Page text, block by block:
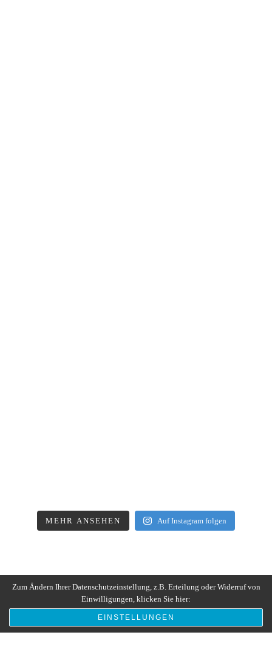
MEHR ANSEHEN Auf Instagram folgen
Zum Ändern Ihrer Datenschutzeinstellung, z.B. Erteilung oder Widerruf von
Einwilligungen, klicken Sie hier:
EINSTELLUNGEN